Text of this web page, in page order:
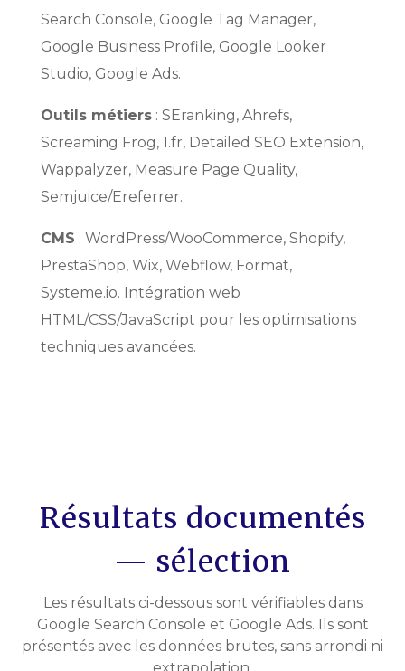
Search Console, Google Tag Manager,
Google Business Profile, Google Looker
Studio, Google Ads.
Outils métiers: SEranking, Ahrefs,
Screaming Frog, 1.fr, Detailed SEO Extension,
Wappalyzer, Measure Page Quality,
Semjuice/Ereferrer.
CMS : WordPress/WooCommerce, Shopify,
PrestaShop, Wix, Webflow, Format,
Systeme.io. Intégration web
HTML/CSS/JavaScript pour les optimisations
techniques avancées.
Résultats documentés
— sélection
Les résultats ci-dessous sont vérifiables dans
Google Search Console et Google Ads. Ils sont
présentés avec les données brutes, sans arrondi ni
extrapolation.